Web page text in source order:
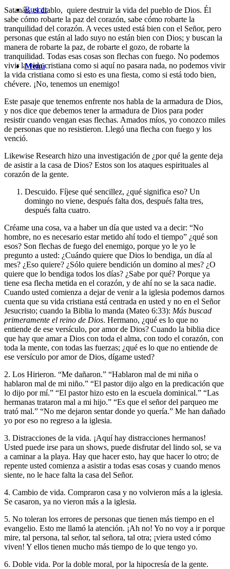
Buscar
Menú
Satanás, el diablo, quiere destruir la vida del pueblo de Dios. Él
sabe cómo robarte la paz del corazón, sabe cómo robarte la
tranquilidad del corazón. A veces usted está bien con el Señor, pero
personas que están al lado suyo no están bien con Dios; y buscan la
manera de robarte la paz, de robarte el gozo, de robarte la
tranquilidad. Todas esas cosas son flechas con fuego. No podemos
vivir la vida cristiana como si aquí no pasara nada, no podemos vivir
la vida cristiana como si esto es una fiesta, como si está todo bien,
chévere. ¡No, tenemos un enemigo!
Este pasaje que tenemos enfrente nos habla de la armadura de Dios,
y nos dice que debemos tener la armadura de Dios para poder
resistir cuando vengan esas flechas. Amados míos, yo conozco miles
de personas que no resistieron. Llegó una flecha con fuego y los
venció.
Likewise Research hizo una investigación de ¿por qué la gente deja
de asistir a la casa de Dios? Estos son los ataques espirituales al
corazón de la gente.
Descuido. Fíjese qué sencillez, ¿qué significa eso? Un
domingo no viene, después falta dos, después falta tres,
después falta cuatro.
Créame una cosa, va a haber un día que usted va a decir: “No
hombre, no es necesario estar metido ahí todo el tiempo” ¿qué son
esos? Son flechas de fuego del enemigo, porque yo le yo le
pregunto a usted: ¿Cuándo quiere que Dios lo bendiga, un día al
mes? ¿Eso quiere? ¿Sólo quiere bendición un domino al mes? ¿O
quiere que lo bendiga todos los días? ¿Sabe por qué? Porque ya
tiene esa flecha metida en el corazón, y de ahí no se la saca nadie.
Cuando usted comienza a dejar de venir a la iglesia podemos darnos
cuenta que su vida cristiana está centrada en usted y no en el Señor
Jesucristo; cuando la Biblia lo manda (Mateo 6:33): Más buscad
primeramente el reino de Dios. Hermano, ¿qué es lo que no
entiende de ese versículo, por amor de Dios? Cuando la biblia dice
que hay que amar a Dios con toda el alma, con todo el corazón, con
toda la mente, con todas las fuerzas; ¿qué es lo que no entiende de
ese versículo por amor de Dios, dígame usted?
2. Los Hirieron. “Me dañaron.” “Hablaron mal de mi niña o
hablaron mal de mi niño.” “El pastor dijo algo en la predicación que
lo dijo por mí.” “El pastor hizo esto en la escuela dominical.” “Las
hermanas trataron mal a mi hijo.” “Es que el señor del parqueo me
trató mal.” “No me dejaron sentar donde yo quería.” Me han dañado
yo por eso no regreso a la iglesia.
3. Distracciones de la vida. ¡Aquí hay distracciones hermanos!
Usted puede irse para un shows, puede disfrutar del lindo sol, se va
a caminar a la playa. Hay que hacer esto, hay que hacer lo otro; de
repente usted comienza a asistir a todas esas cosas y cuando menos
siente, no le hace falta la casa del Señor.
4. Cambio de vida. Compraron casa y no volvieron más a la iglesia.
Se casaron, ya no vieron más a la iglesia.
5. No toleran los errores de personas que tienen más tiempo en el
evangelio. Esto me llamó la atención. ¡Ah no! Yo no voy a ir porque
mire, tal persona, tal señor, tal señora, tal otra; ¡viera usted cómo
viven! Y ellos tienen mucho más tiempo de lo que tengo yo.
6. Doble vida. Por la doble moral, por la hipocresía de la gente.